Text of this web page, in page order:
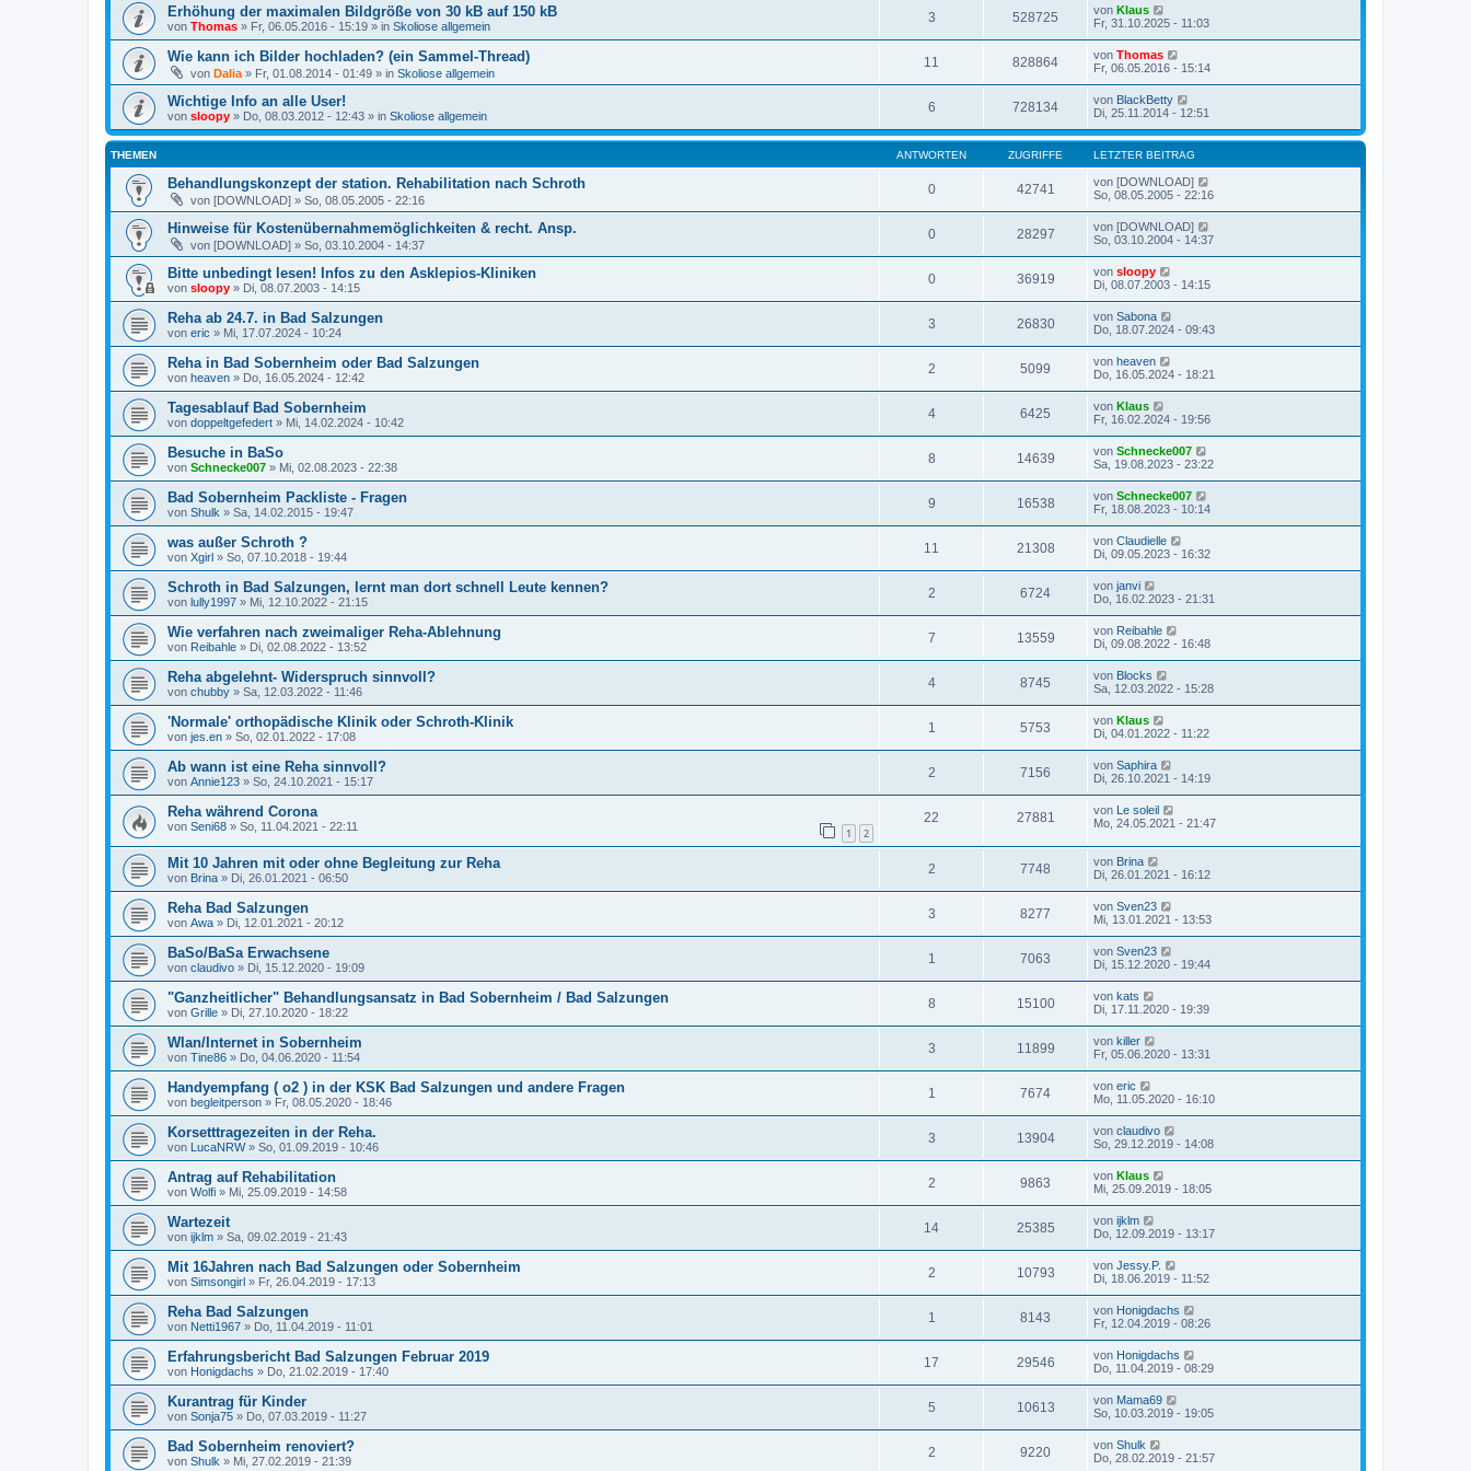
Erhöhung der maximalen Bildgröße von 30 kB auf 150 kB
von Thomas » Fr, 06.05.2016 - 15:19 » in Skoliose allgemein
3 528725 von Klaus
Fr, 31.10.2025 - 11:03
Wie kann ich Bilder hochladen? (ein Sammel-Thread)
von Dalia » Fr, 01.08.2014 - 01:49 » in Skoliose allgemein
11 828864 von Thomas
Fr, 06.05.2016 - 15:14
Wichtige Info an alle User!
von sloopy » Do, 08.03.2012 - 12:43 » in Skoliose allgemein
6 728134 von BlackBetty
Di, 25.11.2014 - 12:51
THEMEN ANTWORTEN ZUGRIFFE LETZTER BEITRAG
Behandlungskonzept der station. Rehabilitation nach Schroth
von [DOWNLOAD] » So, 08.05.2005 - 22:16
0 42741 von [DOWNLOAD]
So, 08.05.2005 - 22:16
Hinweise für Kostenübernahmemöglichkeiten & recht. Ansp.
von [DOWNLOAD] » So, 03.10.2004 - 14:37
0 28297 von [DOWNLOAD]
So, 03.10.2004 - 14:37
Bitte unbedingt lesen! Infos zu den Asklepios-Kliniken
von sloopy » Di, 08.07.2003 - 14:15
0 36919 von sloopy
Di, 08.07.2003 - 14:15
Reha ab 24.7. in Bad Salzungen
von eric » Mi, 17.07.2024 - 10:24
3 26830 von Sabona
Do, 18.07.2024 - 09:43
Reha in Bad Sobernheim oder Bad Salzungen
von heaven » Do, 16.05.2024 - 12:42
2 5099 von heaven
Do, 16.05.2024 - 18:21
Tagesablauf Bad Sobernheim
von doppeltgefedert » Mi, 14.02.2024 - 10:42
4 6425 von Klaus
Fr, 16.02.2024 - 19:56
Besuche in BaSo
von Schnecke007 » Mi, 02.08.2023 - 22:38
8 14639 von Schnecke007
Sa, 19.08.2023 - 23:22
Bad Sobernheim Packliste - Fragen
von Shulk » Sa, 14.02.2015 - 19:47
9 16538 von Schnecke007
Fr, 18.08.2023 - 10:14
was außer Schroth ?
von Xgirl » So, 07.10.2018 - 19:44
11 21308 von Claudielle
Di, 09.05.2023 - 16:32
Schroth in Bad Salzungen, lernt man dort schnell Leute kennen?
von lully1997 » Mi, 12.10.2022 - 21:15
2 6724 von janvi
Do, 16.02.2023 - 21:31
Wie verfahren nach zweimaliger Reha-Ablehnung
von Reibahle » Di, 02.08.2022 - 13:52
7 13559 von Reibahle
Di, 09.08.2022 - 16:48
Reha abgelehnt- Widerspruch sinnvoll?
von chubby » Sa, 12.03.2022 - 11:46
4 8745 von Blocks
Sa, 12.03.2022 - 15:28
'Normale' orthopädische Klinik oder Schroth-Klinik
von jes.en » So, 02.01.2022 - 17:08
1 5753 von Klaus
Di, 04.01.2022 - 11:22
Ab wann ist eine Reha sinnvoll?
von Annie123 » So, 24.10.2021 - 15:17
2 7156 von Saphira
Di, 26.10.2021 - 14:19
Reha während Corona
von Seni68 » So, 11.04.2021 - 22:11 1 2
22 27881 von Le soleil
Mo, 24.05.2021 - 21:47
Mit 10 Jahren mit oder ohne Begleitung zur Reha
von Brina » Di, 26.01.2021 - 06:50
2 7748 von Brina
Di, 26.01.2021 - 16:12
Reha Bad Salzungen
von Awa » Di, 12.01.2021 - 20:12
3 8277 von Sven23
Mi, 13.01.2021 - 13:53
BaSo/BaSa Erwachsene
von claudivo » Di, 15.12.2020 - 19:09
1 7063 von Sven23
Di, 15.12.2020 - 19:44
"Ganzheitlicher" Behandlungsansatz in Bad Sobernheim / Bad Salzungen
von Grille » Di, 27.10.2020 - 18:22
8 15100 von kats
Di, 17.11.2020 - 19:39
Wlan/Internet in Sobernheim
von Tine86 » Do, 04.06.2020 - 11:54
3 11899 von killer
Fr, 05.06.2020 - 13:31
Handyempfang ( o2 ) in der KSK Bad Salzungen und andere Fragen
von begleitperson » Fr, 08.05.2020 - 18:46
1 7674 von eric
Mo, 11.05.2020 - 16:10
Korsetttragezeiten in der Reha.
von LucaNRW» So, 01.09.2019 - 10:46
3 13904 von claudivo
So, 29.12.2019 - 14:08
Antrag auf Rehabilitation
von Wolfi » Mi, 25.09.2019 - 14:58
2 9863 von Klaus
Mi, 25.09.2019 - 18:05
Wartezeit
von ijklm » Sa, 09.02.2019 - 21:43
14 25385 von ijklm
Do, 12.09.2019 - 13:17
Mit 16Jahren nach Bad Salzungen oder Sobernheim
von Simsongirl » Fr, 26.04.2019 - 17:13
2 10793 von Jessy.P.
Di, 18.06.2019 - 11:52
Reha Bad Salzungen
von Netti1967 » Do, 11.04.2019 - 11:01
1 8143 von Honigdachs
Fr, 12.04.2019 - 08:26
Erfahrungsbericht Bad Salzungen Februar 2019
von Honigdachs » Do, 21.02.2019 - 17:40
17 29546 von Honigdachs
Do, 11.04.2019 - 08:29
Kurantrag für Kinder
von Sonja75 » Do, 07.03.2019 - 11:27
5 10613 von Mama69
So, 10.03.2019 - 19:05
Bad Sobernheim renoviert?
von Shulk » Mi, 27.02.2019 - 21:39
2 9220 von Shulk
Do, 28.02.2019 - 21:57